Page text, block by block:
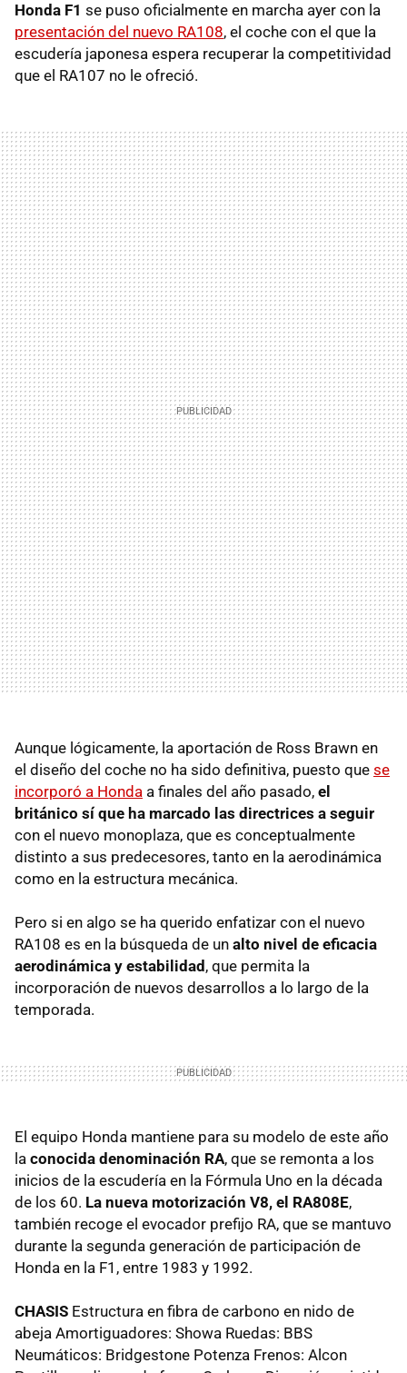
Honda F1 se puso oficialmente en marcha ayer con la
presentación del nuevo RA108, el coche con el que la
escudería japonesa espera recuperar la competitividad
que el RA107 no le ofreció.
Aunque lógicamente, la aportación de Ross Brawn en
el diseño del coche no ha sido definitiva, puesto que se
incorporó a Honda a finales del año pasado, el
británico sí que ha marcado las directrices a seguir
con el nuevo monoplaza, que es conceptualmente
distinto a sus predecesores, tanto en la aerodinámica
como en la estructura mecánica.
Pero si en algo se ha querido enfatizar con el nuevo
RA108 es en la búsqueda de un alto nivel de eficacia
aerodinámica y estabilidad , que permita la
incorporación de nuevos desarrollos a lo largo de la
temporada.
El equipo Honda mantiene para su modelo de este año
la conocida denominación RA, que se remonta a los
inicios de la escudería en la Fórmula Uno en la década
de los 60. La nueva motorización V8, el RA808E,
también recoge el evocador prefijo RA, que se mantuvo
durante la segunda generación de participación de
Honda en la F1, entre 1983 y 1992.
CHASIS Estructura en fibra de carbono en nido de
abeja Amortiguadores: Showa Ruedas: BBS
Neumáticos: Bridgestone Potenza Frenos: Alcon